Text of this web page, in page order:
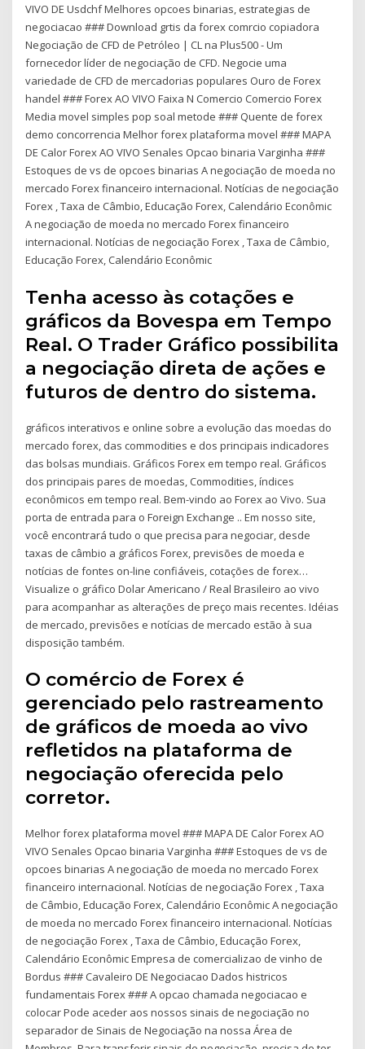
VIVO DE Usdchf Melhores opcoes binarias, estrategias de
negociacao ### Download grtis da forex comrcio copiadora
Negociação de CFD de Petróleo | CL na Plus500 - Um
fornecedor líder de negociação de CFD. Negocie uma
variedade de CFD de mercadorias populares Ouro de Forex
handel ### Forex AO VIVO Faixa N Comercio Comercio Forex
Media movel simples pop soal metode ### Quente de forex
demo concorrencia Melhor forex plataforma movel ### MAPA
DE Calor Forex AO VIVO Senales Opcao binaria Varginha ###
Estoques de vs de opcoes binarias A negociação de moeda no
mercado Forex financeiro internacional. Notícias de negociação
Forex , Taxa de Câmbio, Educação Forex, Calendário Econômic
A negociação de moeda no mercado Forex financeiro
internacional. Notícias de negociação Forex , Taxa de Câmbio,
Educação Forex, Calendário Econômic
Tenha acesso às cotações e
gráficos da Bovespa em Tempo
Real. O Trader Gráfico possibilita
a negociação direta de ações e
futuros de dentro do sistema.
gráficos interativos e online sobre a evolução das moedas do
mercado forex, das commodities e dos principais indicadores
das bolsas mundiais. Gráficos Forex em tempo real. Gráficos
dos principais pares de moedas, Commodities, índices
econômicos em tempo real. Bem-vindo ao Forex ao Vivo. Sua
porta de entrada para o Foreign Exchange .. Em nosso site,
você encontrará tudo o que precisa para negociar, desde
taxas de câmbio a gráficos Forex, previsões de moeda e
notícias de fontes on-line confiáveis, cotações de forex…
Visualize o gráfico Dolar Americano / Real Brasileiro ao vivo
para acompanhar as alterações de preço mais recentes. Idéias
de mercado, previsões e notícias de mercado estão à sua
disposição também.
O comércio de Forex é
gerenciado pelo rastreamento
de gráficos de moeda ao vivo
refletidos na plataforma de
negociação oferecida pelo
corretor.
Melhor forex plataforma movel ### MAPA DE Calor Forex AO
VIVO Senales Opcao binaria Varginha ### Estoques de vs de
opcoes binarias A negociação de moeda no mercado Forex
financeiro internacional. Notícias de negociação Forex , Taxa
de Câmbio, Educação Forex, Calendário Econômic A negociação
de moeda no mercado Forex financeiro internacional. Notícias
de negociação Forex , Taxa de Câmbio, Educação Forex,
Calendário Econômic Empresa de comercializao de vinho de
Bordus ### Cavaleiro DE Negociacao Dados histricos
fundamentais Forex ### A opcao chamada negociacao e
colocar Pode aceder aos nossos sinais de negociação no
separador de Sinais de Negociação na nossa Área de